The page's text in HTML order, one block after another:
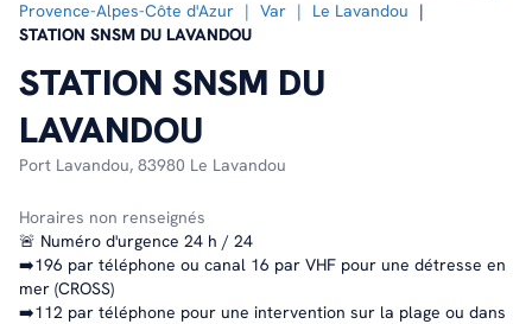
Provence-Alpes-Côte d'Azur
Var
Le Lavandou
STATION SNSM DU LAVANDOU
STATION SNSM DU
LAVANDOU
Port Lavandou, 83980 Le Lavandou
Horaires non renseignés
🚨 Numéro d'urgence 24 h / 24
➡️196 par téléphone ou canal 16 par VHF pour une détresse en
mer (CROSS)
➡️112 par téléphone pour une intervention sur la plage ou dans